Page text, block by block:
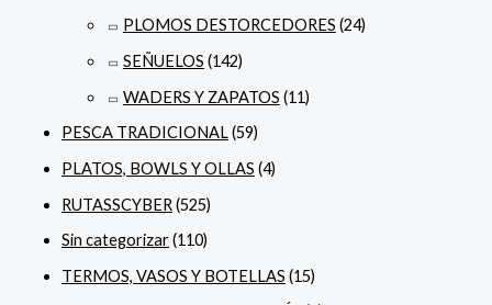
PLOMOS DESTORCEDORES (24)
SEÑUELOS (142)
WADERS Y ZAPATOS (11)
PESCA TRADICIONAL(59)
PLATOS, BOWLS Y OLLAS (4)
RUTASSCYBER(525)
Sin categorizar(110)
TERMOS, VASOS Y BOTELLAS (15)